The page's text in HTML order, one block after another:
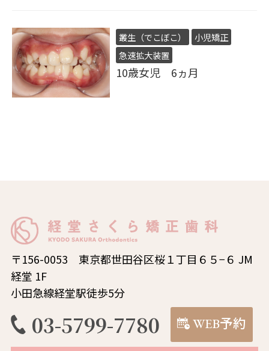
叢生（でこぼこ）
小児矯正
急速拡大装置
10歳女児 6ヵ月
〒156-0053 東京都世田谷区桜１丁目６５−６ JM
経堂 1F
小田急線経堂駅徒歩5分
03-5799-7780 WEB予約